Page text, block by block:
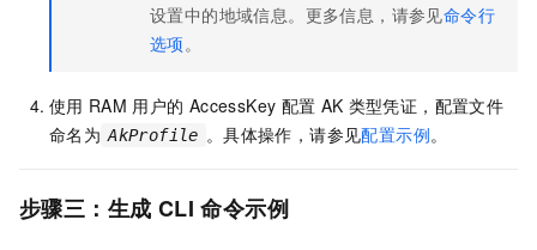
设置中的地域信息。更多信息，请参见命令行
选项。
使用 RAM 用户的 AccessKey 配置 AK 类型凭证，配置文件
命名为 AkProfile 。具体操作，请参见配置示例。
步骤三：生成 CLI 命令示例